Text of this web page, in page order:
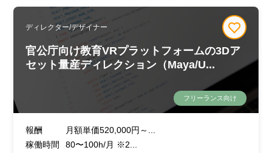
ディレクター/デザイナー
官公庁向け教育VRプラットフォームの3Dア
セット量産ディレクション（Maya/U...
フリーランス向け
報酬
月額単価520,000円～...
稼働時間
80〜100h/月 ※2...